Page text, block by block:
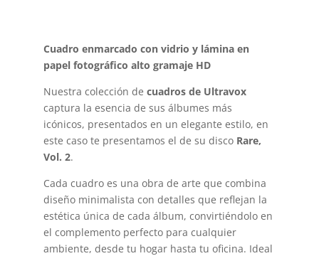
Cuadro enmarcado con vidrio y lámina en
papel fotográfico alto gramaje HD
Nuestra colección de cuadros de Ultravox
captura la esencia de sus álbumes más
icónicos, presentados en un elegante estilo, en
este caso te presentamos el de su disco Rare,
Vol. 2.
Cada cuadro es una obra de arte que combina
diseño minimalista con detalles que reflejan la
estética única de cada álbum, convirtiéndolo en
el complemento perfecto para cualquier
ambiente, desde tu hogar hasta tu oficina. Ideal